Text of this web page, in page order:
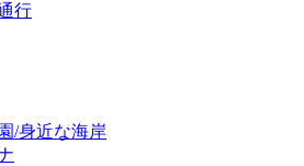
行
/身近な海岸